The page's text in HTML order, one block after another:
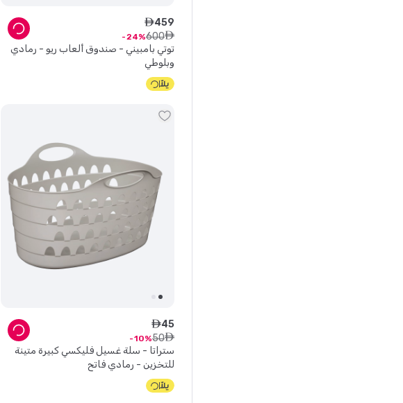
توتي بامبيني - صندوق ألعاب ريو - رمادي
وبلوطي
ê459
ê
600
24
ستراتا - سلة غسيل فليكسي كبيرة متينة
للتخزين - رمادي فاتح
ê45
ê
50
10